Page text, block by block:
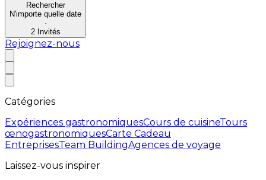
Rechercher
N'importe quelle date
·
2 Invités
Rejoignez-nous
Catégories
Expériences gastronomiquesCours de cuisineTours
œnogastronomiquesCarte Cadeau
EntreprisesTeam BuildingAgences de voyage
Laissez-vous inspirer